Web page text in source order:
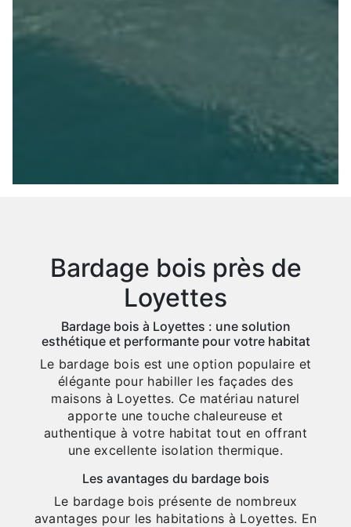
Bardage bois près de
Loyettes
Bardage bois à Loyettes : une solution
esthétique et performante pour votre habitat
Le bardage bois est une option populaire et
élégante pour habiller les façades des
maisons à Loyettes. Ce matériau naturel
apporte une touche chaleureuse et
authentique à votre habitat tout en offrant
une excellente isolation thermique.
Les avantages du bardage bois
Le bardage bois présente de nombreux
avantages pour les habitations à Loyettes. En